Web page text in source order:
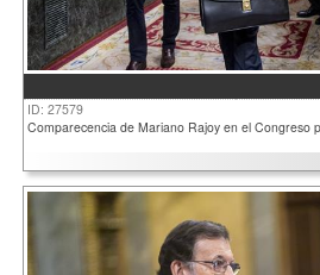
ID: 27579
Comparecencia de Mariano Rajoy en el Congreso